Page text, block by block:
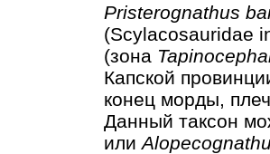
Pristerognathus
(Scylacosauridae
(зона
Капской
конец морды,
Данный таксон
или